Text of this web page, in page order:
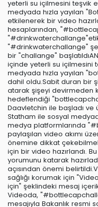
yeterli su içilmesini teşvik
medyada hızla yayılan
etkilenerek bir video
hesaplarından,
"#drinkwaterchallange"
bir "challange"
içinde yeterli su içilmesini
medyada hızla yayılan
dahil oldu.Sabit duran bir
atarak şişeyi devirmeden
hedeflendiği
Daavletchin ile başladı
Statham ile sosyal
medya platformlarında
paylaşılan video akımı
önemine dikkat
için bir video hazırlandı.
yorumunu katarak
açısından önemi
sağlığı korumak için
için" şeklindeki mesaj
Videoda,
mesajıyla Bakanlık resmi